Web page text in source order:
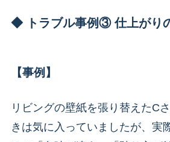
◆ トラブル事例③ 仕上がり
【事例】
リビングの壁紙を張り替えたC
きは気に入っていましたが、実